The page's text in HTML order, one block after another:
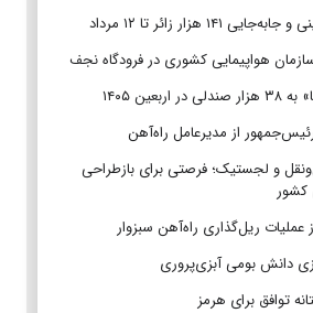
هواپیمایی کشوری در فرودگاه نجف
۱۴۰۵
از مدیرعامل راه‌آهن
و لجستیک؛ فرصتی برای بازطراحی
کشور
ریل‌گذاری راه‌آهن سبزوار
دانش بومی آبزی‌پروری
توافق برای هرمز